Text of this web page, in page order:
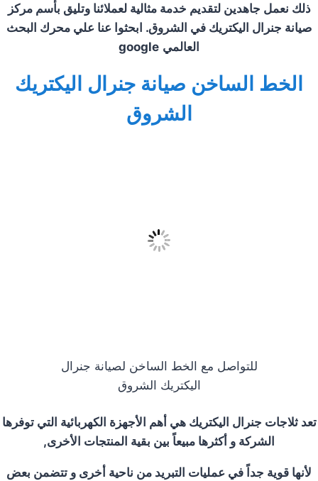
ذلك نعمل جاهدين لتقديم خدمة مثالية لعملائنا وتليق بأسم مركز
صيانة جنرال اليكتريك في الشروق. ابحثوا عنا علي محرك البحث
العالمي google
الخط الساخن صيانة جنرال اليكتريك
الشروق
للتواصل مع الخط الساخن لصيانة جنرال
اليكتريك الشروق
تعد ثلاجات جنرال اليكتريك هي أهم الأجهزة الكهربائية التي توفرها
الشركة و أكثرها مبيعاً بين بقية المنتجات الأخرى,
لأنها قوية جداً في عمليات التبريد من ناحية أخرى و تتضمن بعض